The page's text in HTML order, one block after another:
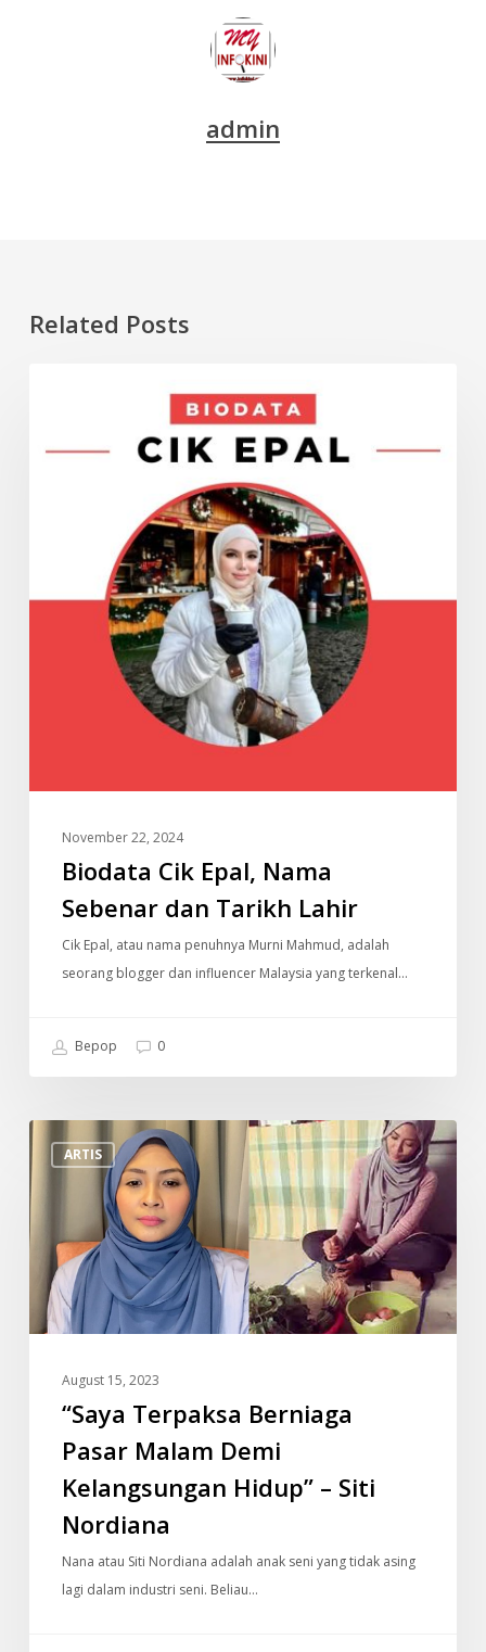
admin
Related Posts
Nama
November 22, 2024
Biodata Cik Epal, Nama
Sebenar dan Tarikh Lahir
Cik Epal, atau nama penuhnya Murni Mahmud, adalah
seorang blogger dan influencer Malaysia yang terkenal…
Bepop 0
ARTIS
“Saya
Terpaksa
Berniaga
Malam
Demi
Kelangsungan
Hidup”
Nordiana
August 15, 2023
“Saya Terpaksa Berniaga
Pasar Malam Demi
Kelangsungan Hidup” – Siti
Nordiana
Nana atau Siti Nordiana adalah anak seni yang tidak asing
lagi dalam industri seni. Beliau…